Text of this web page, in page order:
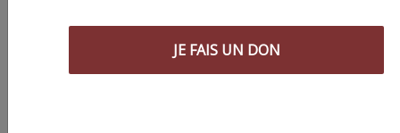
JE FAIS UN DON